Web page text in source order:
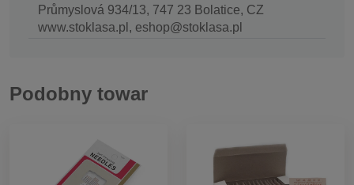
Průmyslová 934/13, 747 23 Bolatice, CZ
www.stoklasa.pl, eshop@stoklasa.pl
Podobny towar